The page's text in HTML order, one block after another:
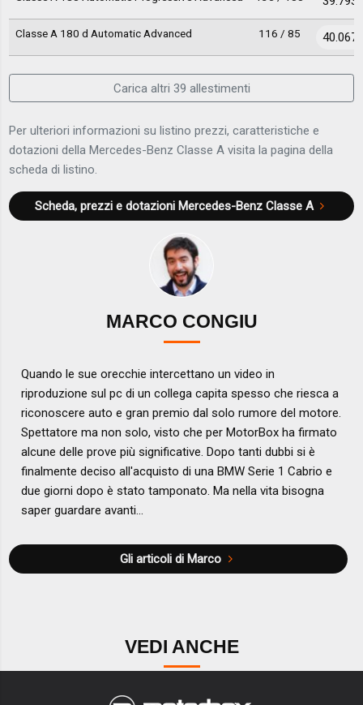
Classe A 180 d Automatic Advanced 116 / 85 40.067
Carica altri 39 allestimenti
Per ulteriori informazioni su listino prezzi, caratteristiche e
dotazioni della Mercedes-Benz Classe A visita la pagina della
scheda di listino.
Scheda, prezzi e dotazioni Mercedes-Benz Classe A
MARCO CONGIU
Quando le sue orecchie intercettano un video in
riproduzione sul pc di un collega capita spesso che riesca a
riconoscere auto e gran premio dal solo rumore del motore.
Spettatore ma non solo, visto che per MotorBox ha firmato
alcune delle prove più significative. Dopo tanti dubbi si è
finalmente deciso all'acquisto di una BMW Serie 1 Cabrio e
due giorni dopo è stato tamponato. Ma nella vita bisogna
saper guardare avanti...
Gli articoli di Marco
VEDI ANCHE